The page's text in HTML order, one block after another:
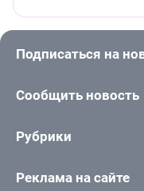
Подписаться на
Сообщить новость
Рубрики
Реклама на сайте